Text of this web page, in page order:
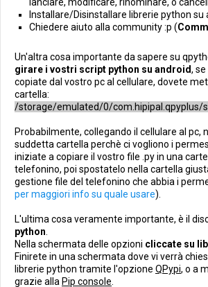
Installare/Disinstallare librerie python su
Chiedere aiuto alla community :p (
Un'altra cosa importante da sapere su
girare i vostri script python su android,
copiate dal vostro pc al cellulare, dovete
cartella:
/storage/emulated/0/com.hipipal.qpyplus/
Probabilmente, collegando il cellulare al pc,
suddetta cartella perchè ci vogliono i
iniziate a copiare il vostro file .py in una
telefonino, poi spostatelo nella cartella
gestione file del telefonino che abbia i
per maggiori info su quale usare).
L'ultima cosa veramente importante, è il
python
Nella schermata delle opzioni cliccate su
Finirete in una schermata dove vi verrà
librerie python tramite l'opzione QPypi, o a
grazie alla Pip console